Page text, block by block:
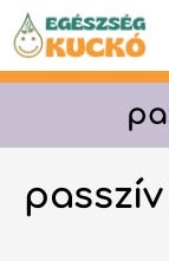
Kilépés
tartalomba